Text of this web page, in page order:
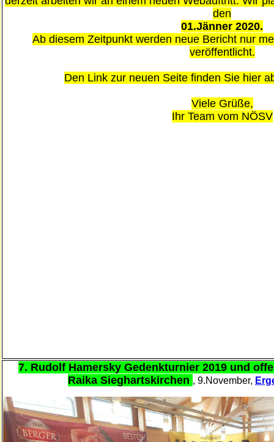
den
01.Jänner 2020.
Ab diesem Zeitpunkt werden neue Bericht nur
veröffentlicht.
Den Link zur neuen Seite finden Sie hier
Viele Grüße,
Ihr Team vom NÖSV
7. Rudolf Hamersky Gedenkturnier 2019 und
Raika Sieghartskirchen , 9.November,